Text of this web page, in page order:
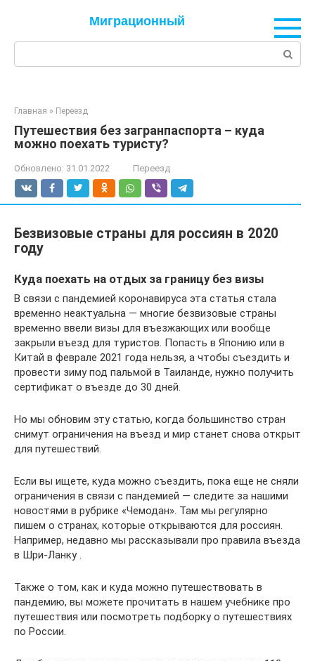
Миграционный
Главная » Переезд
Путешествия без загранпаспорта – куда
можно поехать туристу?
Обновлено: 31.01.2022 Переезд
Безвизовые страны для россиян в 2020
году
Куда поехать на отдых за границу без визы
В связи с пандемией коронавируса эта статья стала
временно неактуальна — многие безвизовые страны
временно ввели визы для въезжающих или вообще
закрыли въезд для туристов. Попасть в Японию или в
Китай в феврале 2021 года нельзя, а чтобы съездить и
провести зиму под пальмой в Таиланде, нужно получить
сертификат о въезде до 30 дней.
Но мы обновим эту статью, когда большинство стран
снимут ограничения на въезд и мир станет снова открыт
для путешествий.
Если вы ищете, куда можно съездить, пока еще не сняли
ограничения в связи с пандемией — следите за нашими
новостями в рубрике «Чемодан». Там мы регулярно
пишем о странах, которые открываются для россиян.
Например, недавно мы рассказывали про правила въезда
в Шри-Ланку .
Также о том, как и куда можно путешествовать в
пандемию, вы можете прочитать в нашем учебнике про
путешествия или посмотреть подборку о путешествиях
по России.